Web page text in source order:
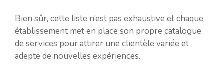
Bien sûr, cette liste n’est pas exhaustive et chaque
établissement met en place son propre catalogue
de services pour attirer une clientèle variée et
adepte de nouvelles expériences.